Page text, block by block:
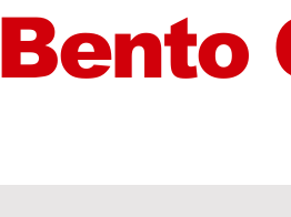
Bento